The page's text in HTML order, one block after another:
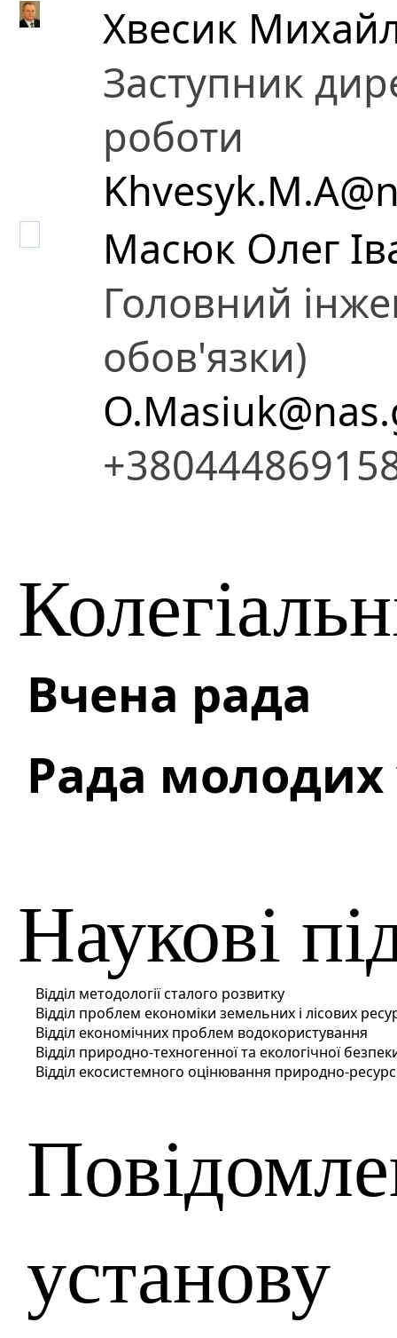
Хвесик
Заступник
роботи
Масюк Олег
Головний
обов'язки)
Вчена рада
Рада молодих
Наукові
Відділ методології сталого розвитку
Відділ проблем економіки земельних і лісових
Відділ економічних проблем водокористування
Відділ природно-техногенної та екологічної
Відділ екосистемного оцінювання природно-
установу